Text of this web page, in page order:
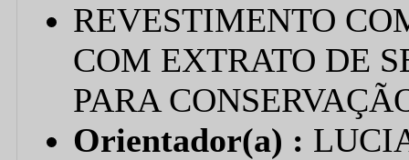
REVESTIMENTO
COM EXTRATO DE
PARA
Orientador(a) :